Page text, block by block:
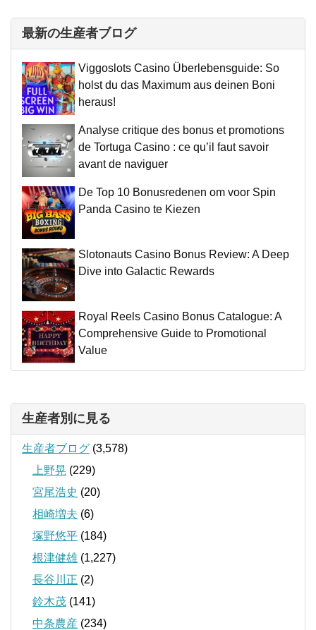
最新の生産者ブログ
Viggoslots Casino Überlebensguide: So
holst du das Maximum aus deinen Boni
heraus!
Analyse critique des bonus et promotions
de Tortuga Casino : ce qu’il faut savoir
avant de naviguer
De Top 10 Bonusredenen om voor Spin
Panda Casino te Kiezen
Slotonauts Casino Bonus Review: A Deep
Dive into Galactic Rewards
Royal Reels Casino Bonus Catalogue: A
Comprehensive Guide to Promotional
Value
生産者別に見る
生産者ブログ (3,578)
上野晃 (229)
宮尾浩史 (20)
相崎増夫 (6)
塚野悠平 (184)
根津健雄 (1,227)
長谷川正 (2)
鈴木茂 (141)
中条農産 (234)